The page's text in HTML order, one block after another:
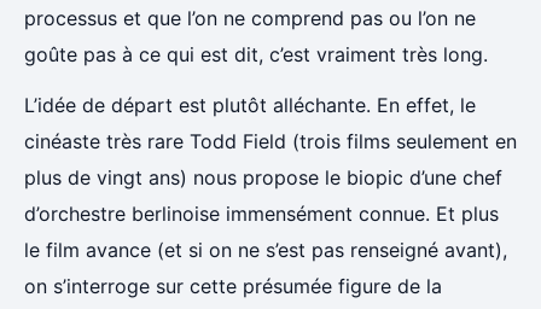
processus et que l’on ne comprend pas ou l’on ne
goûte pas à ce qui est dit, c’est vraiment très long.
L’idée de départ est plutôt alléchante. En effet, le
cinéaste très rare Todd Field (trois films seulement en
plus de vingt ans) nous propose le biopic d’une chef
d’orchestre berlinoise immensément connue. Et plus
le film avance (et si on ne s’est pas renseigné avant),
on s’interroge sur cette présumée figure de la